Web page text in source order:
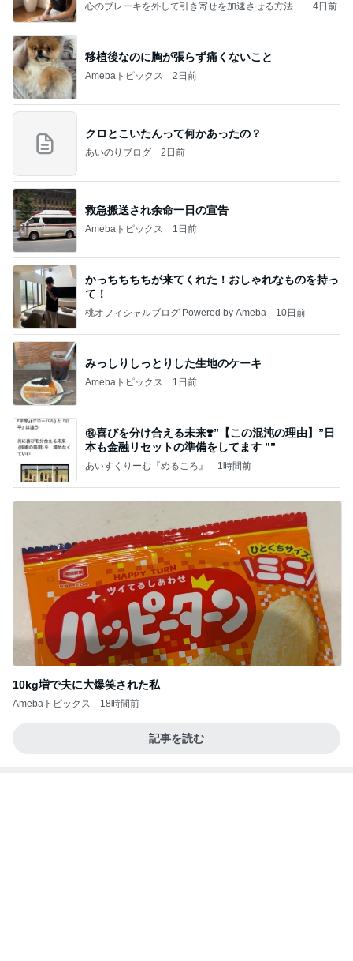
心のブレーキを外して引き寄せを加速させる方法：
4日前
移植後なのに胸が張らず痛くないこと
Amebaトピックス 2日前
クロとこいたんって何かあったの？
あいのりブログ 2日前
救急搬送され余命一日の宣告
Amebaトピックス 1日前
かっちちちちが来てくれた！おしゃれなものを持っ
て！
桃オフィシャルブログ Powered by Ameba 10日前
みっしりしっとりした生地のケーキ
Amebaトピックス 1日前
㊗️喜びを分け合える未来❣️”【この混沌の理由】”⽇
本も⾦融リセットの準備をしてます ””
あいすくりーむ『めるころ』 1時間前
10kg増で夫に大爆笑された私
Amebaトピックス 18時間前
記事を読む